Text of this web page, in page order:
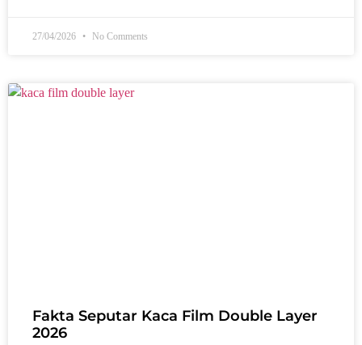
27/04/2026 No Comments
Fakta Seputar Kaca Film Double Layer
2026